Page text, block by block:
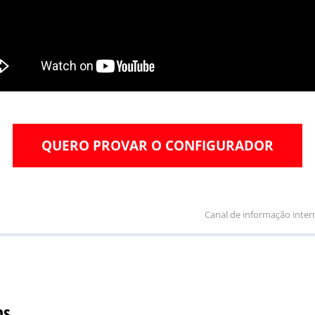
QUERO PROVAR O CONFIGURADOR
Canal de informação